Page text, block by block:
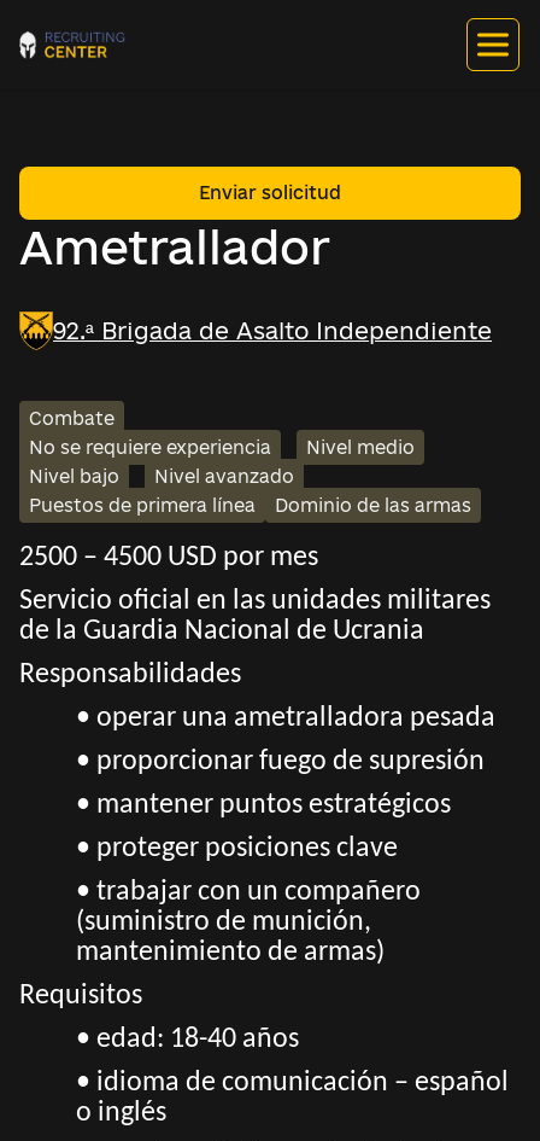
Ametrallador
Enviar solicitud
92.ª Brigada de Asalto Independiente
Combate
No se requiere experiencia
Nivel medio
Nivel bajo
Nivel avanzado
Puestos de primera línea
Dominio de las armas
2500 – 4500 USD por mes
Servicio oficial en las unidades militares
de la Guardia Nacional de Ucrania
Responsabilidades
• operar una ametralladora pesada
• proporcionar fuego de supresión
• mantener puntos estratégicos
• proteger posiciones clave
• trabajar con un compañero
(suministro de munición,
mantenimiento de armas)
Requisitos
• edad: 18-40 años
• idioma de comunicación – español
o inglés